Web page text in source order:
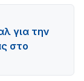
για την
στο